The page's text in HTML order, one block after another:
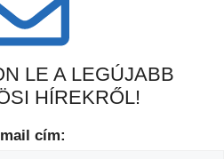
LE A LEGÚJABB
HÍREKRŐL!
mail cím: